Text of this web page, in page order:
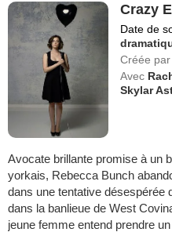
Crazy
Date de
Créée par
Avec
Skylar
Avocate brillante promise à un
yorkais, Rebecca Bunch
dans une tentative désespérée
dans la banlieue de West
jeune femme entend prendre